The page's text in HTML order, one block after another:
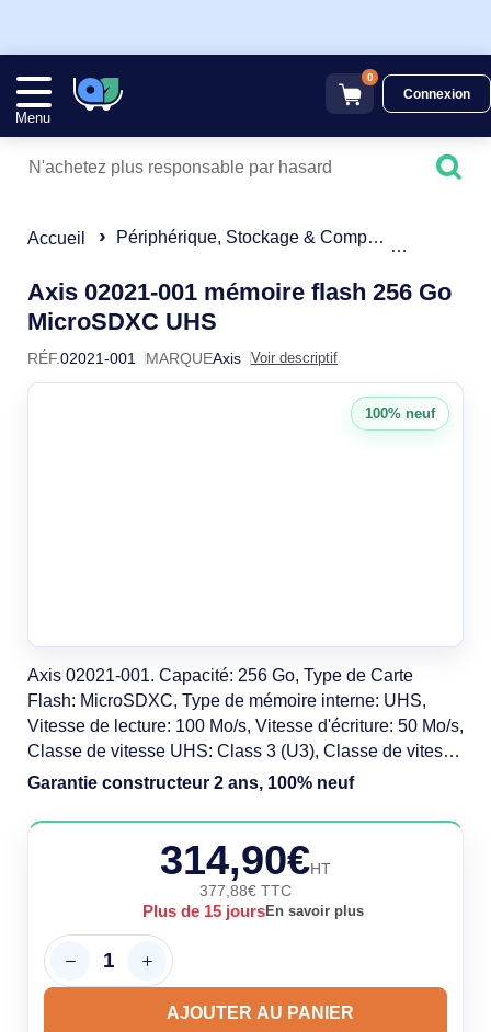
Menu
0
Connexion
Accueil Périphérique, Stockage & Composant
Axis 02021-001 mémoire flash 256 Go
MicroSDXC UHS
RÉF.02021-001 MARQUEAxis Voir descriptif
Axis 02021-001. Capacité: 256 Go, Type de Carte
Flash: MicroSDXC, Type de mémoire interne: UHS,
Vitesse de lecture: 100 Mo/s, Vitesse d'écriture: 50 Mo/s,
Classe de vitesse UHS: Class 3 (U3), Classe de vitesse
vidéo: V30. Couleur du produit: Blanc
Garantie constructeur 2 ans, 100% neuf
314,90€HT
377,88€ TTC
Plus de 15 joursEn savoir plus
AJOUTER AU PANIER
100% neuf